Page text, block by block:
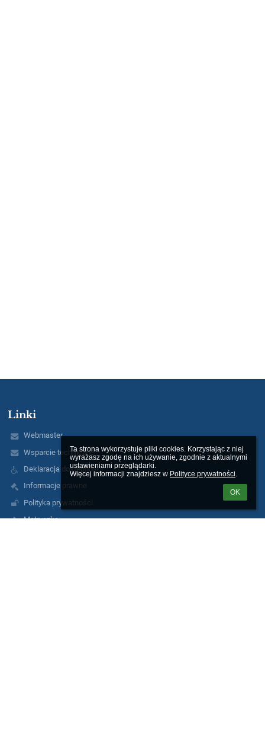
Ta strona wykorzystuje pliki cookies. Korzystając z niej
wyrażasz zgodę na ich używanie, zgodnie z aktualnymi
ustawieniami przeglądarki.
Więcej informacji znajdziesz w Polityce prywatności.
OK
Linki
Webmaster
Wsparcie techniczne
Deklaracja dostępności
Informacje prawne
Polityka prywatności
Metryczka